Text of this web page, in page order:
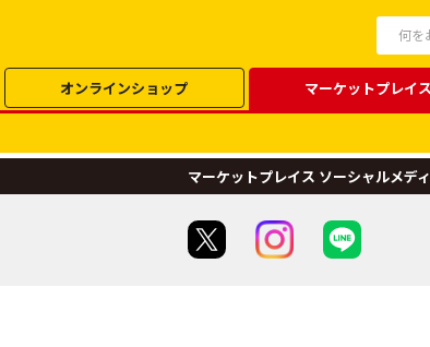
オンラインショップ マーケットプレイス
マーケットプレイス ソーシャルメデ